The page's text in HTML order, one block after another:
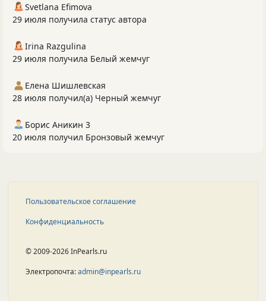
Svetlana Efimova
29 июля получила статус автора
Irina Razgulina
29 июля получила Белый жемчуг
Елена Шишлевская
28 июля получил(а) Черный жемчуг
Борис Аникин 3
20 июля получил Бронзовый жемчуг
Пользовательское соглашение
Конфиденциальность
© 2009-2026 InPearls.ru
Электропочта:admin@inpearls.ru